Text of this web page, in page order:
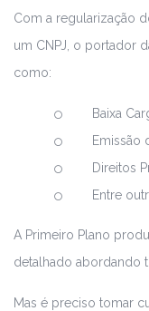
Com a regularização
um CNPJ, o portador
como:
Baixa
Emissão
Direitos
Entre
A Primeiro Plano
detalhado abordando
Mas é preciso tomar